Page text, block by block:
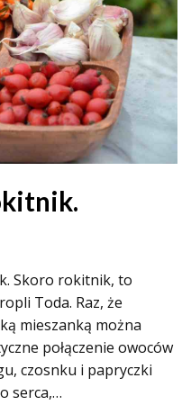
Skoro rokitnik, to
Toda. Raz, że
mieszanką można
połączenie owoców
czosnku i papryczki
serca,…